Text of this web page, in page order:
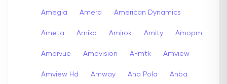
Amegia Amera American Dynamics
Ameta Amiko Amirok Amity Amopm
Amorvue Amovision A-mtk Amview
Amview Hd Amway Ana Pola Anba